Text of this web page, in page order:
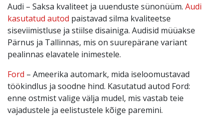
Audi – Saksa kvaliteet ja uuenduste sünonüüm. Audi
kasutatud autod paistavad silma kvaliteetse
siseviimistluse ja stiilse disainiga. Audisid müüakse
Pärnus ja Tallinnas, mis on suurepärane variant
pealinnas elavatele inimestele.
Ford – Ameerika automark, mida iseloomustavad
töökindlus ja soodne hind. Kasutatud autod Ford:
enne ostmist valige välja mudel, mis vastab teie
vajadustele ja eelistustele kõige paremini.